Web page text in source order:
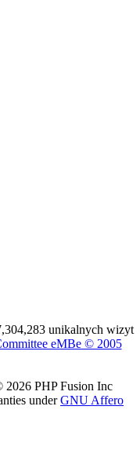
unikalnych wizyt
eMBe © 2005
PHP Fusion Inc
underGNU Affero